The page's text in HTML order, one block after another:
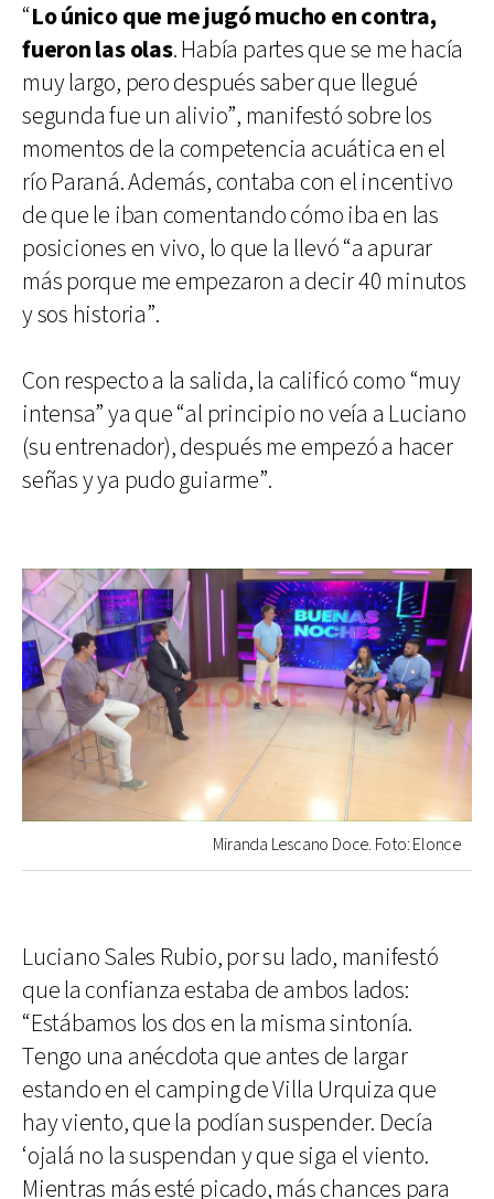
“Lo único que me jugó mucho en contra,
fueron las olas. Había partes que se me hacía
muy largo, pero después saber que llegué
segunda fue un alivio”, manifestó sobre los
momentos de la competencia acuática en el
río Paraná. Además, contaba con el incentivo
de que le iban comentando cómo iba en las
posiciones en vivo, lo que la llevó “a apurar
más porque me empezaron a decir 40 minutos
y sos historia”.
Con respecto a la salida, la calificó como “muy
intensa” ya que “al principio no veía a Luciano
(su entrenador), después me empezó a hacer
señas y ya pudo guiarme”.
Miranda Lescano Doce. Foto: Elonce
Luciano Sales Rubio, por su lado, manifestó
que la confianza estaba de ambos lados:
“Estábamos los dos en la misma sintonía.
Tengo una anécdota que antes de largar
estando en el camping de Villa Urquiza que
hay viento, que la podían suspender. Decía
‘ojalá no la suspendan y que siga el viento.
Mientras más esté picado, más chances para